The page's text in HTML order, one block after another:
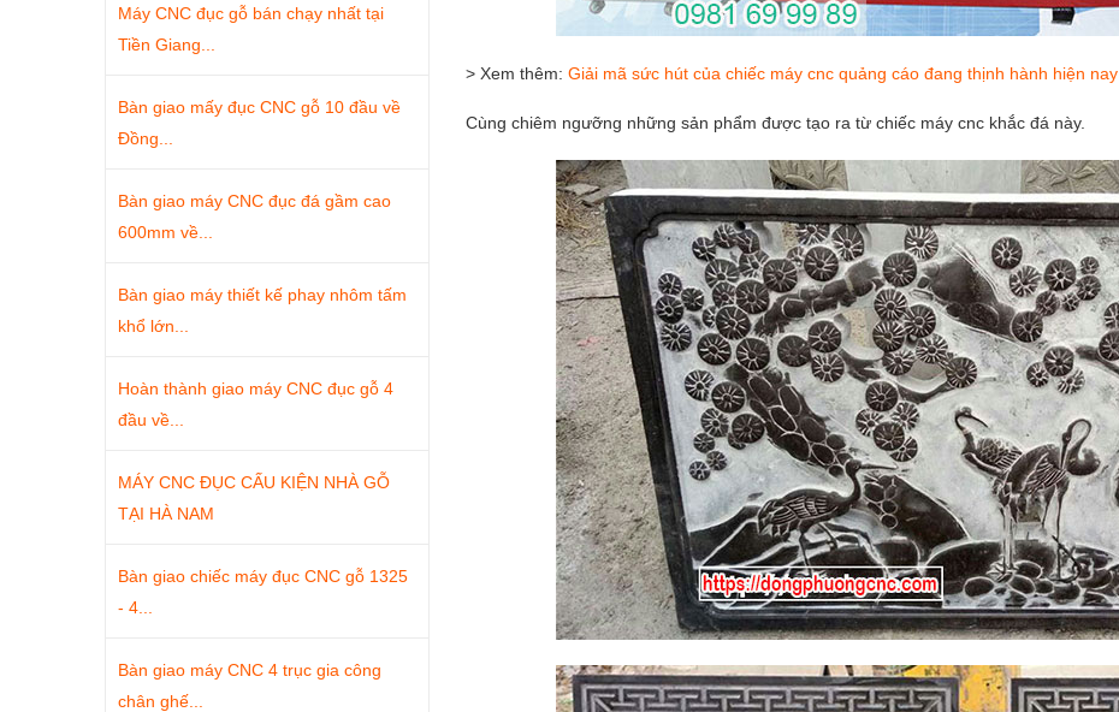
Máy CNC đục gỗ bán chạy nhất tại
Tiền Giang...
Bàn giao mấy đục CNC gỗ 10 đầu về
Đồng...
Bàn giao máy CNC đục đá gầm cao
600mm về...
Bàn giao máy thiết kế phay nhôm tấm
khổ lớn...
Hoàn thành giao máy CNC đục gỗ 4
đầu về...
MÁY CNC ĐỤC CẤU KIỆN NHÀ GỖ
TẠI HÀ NAM
Bàn giao chiếc máy đục CNC gỗ 1325
- 4...
Bàn giao máy CNC 4 trục gia công
chân ghế...
> Xem thêm: Giải mã sức hút của chiếc máy cnc quảng cáo đang thịnh hành hiện nay
Cùng chiêm ngưỡng những sản phẩm được tạo ra từ chiếc máy cnc khắc đá này.